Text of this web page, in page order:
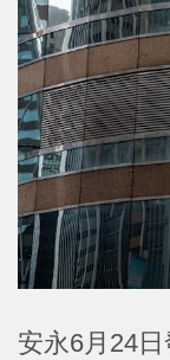
安永6月24